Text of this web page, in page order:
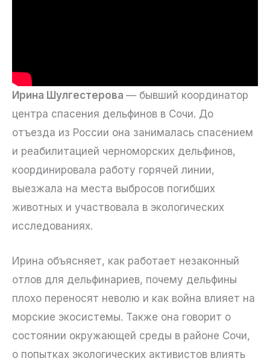
Ирина Шулгестерова — бывший координатор
центра спасения дельфинов в Сочи. До
отъезда из России она занималась спасением
и реабилитацией черноморских дельфинов,
координировала работу горячей линии,
выезжала на места выбросов погибших
животных и участвовала в экологических
исследованиях.
Ирина объясняет, как работает незаконный
отлов для дельфинариев, почему дельфины
плохо переносят неволю и как война влияет на
морские экосистемы. Также она говорит о
состоянии окружающей среды в районе Сочи,
о попытках экологических активистов влиять